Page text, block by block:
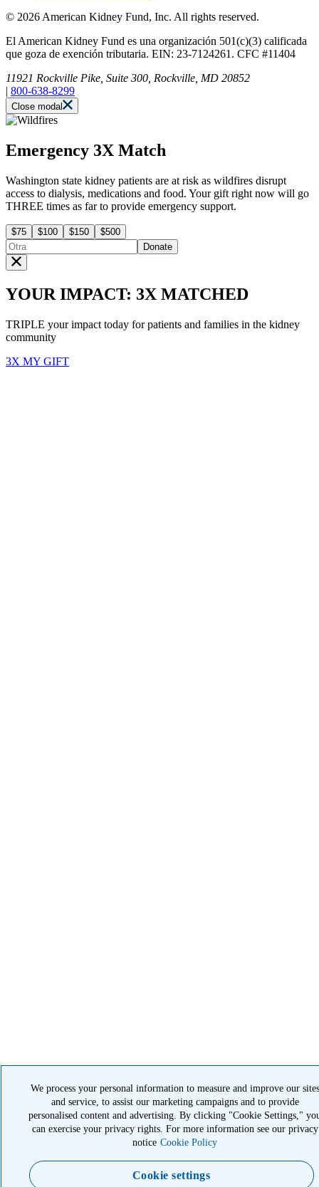
© 2026 American Kidney Fund, Inc. All rights reserved.
El American Kidney Fund es una organización 501(c)(3) calificada
que goza de exención tributaria. EIN: 23-7124261. CFC #11404
11921 Rockville Pike, Suite 300, Rockville, MD 20852
| 800-638-8299
Close modal
Emergency 3X Match
Washington state kidney patients are at risk as wildfires disrupt
access to dialysis, medications and food. Your gift right now will go
THREE times as far to provide emergency support.
$75 $100 $150
$500
Donate
YOUR IMPACT: 3X MATCHED
TRIPLE your impact today for patients and families in the kidney
community
3X MY GIFT
We process your personal information to measure and improve our sites
and service, to assist our marketing campaigns and to provide
personalised content and advertising. By clicking "Cookie Settings,"
can exercise your privacy rights. For more information see our privacy
notice Cookie Policy
Cookie settings